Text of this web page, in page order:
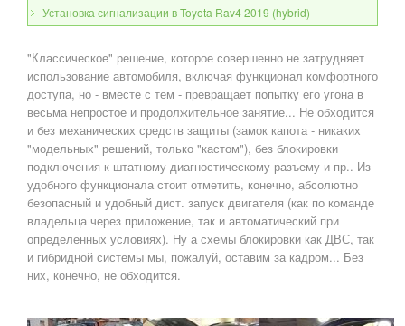
Установка сигнализации в Toyota Rav4 2019 (hybrid)
"Классическое" решение, которое совершенно не затрудняет
использование автомобиля, включая функционал комфортного
доступа, но - вместе с тем - превращает попытку его угона в
весьма непростое и продолжительное занятие... Не обходится
и без механических средств защиты (замок капота - никаких
"модельных" решений, только "кастом"), без блокировки
подключения к штатному диагностическому разъему и пр.. Из
удобного функционала стоит отметить, конечно, абсолютно
безопасный и удобный дист. запуск двигателя (как по команде
владельца через приложение, так и автоматический при
определенных условиях). Ну а схемы блокировки как ДВС, так
и гибридной системы мы, пожалуй, оставим за кадром... Без
них, конечно, не обходится.